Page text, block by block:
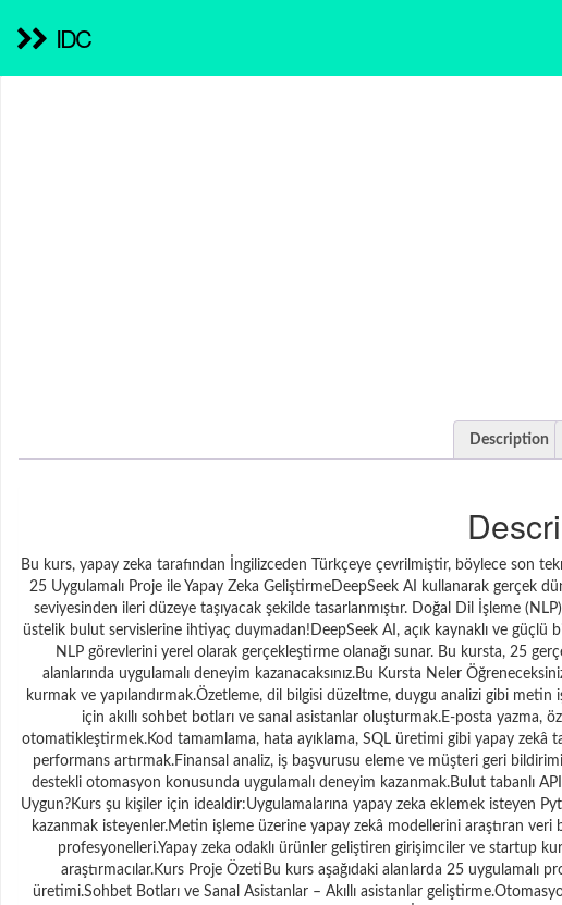
IDC
Description
Bu kurs, yapay zeka tarafından İngilizceden Türkçeye çevrilmiştir, böylece son
25 Uygulamalı Proje ile Yapay Zeka GeliştirmeDeepSeek AI kullanarak gerçek
seviyesinden ileri düzeye taşıyacak şekilde tasarlanmıştır. Doğal Dil İşleme
üstelik bulut servislerine ihtiyaç duymadan!DeepSeek AI, açık kaynaklı ve
NLP görevlerini yerel olarak gerçekleştirme olanağı sunar. Bu kursta, 25
alanlarında uygulamalı deneyim kazanacaksınız.Bu Kursta Neler
kurmak ve yapılandırmak.Özetleme, dil bilgisi düzeltme, duygu analizi gibi
için akıllı sohbet botları ve sanal asistanlar oluşturmak.E-posta
otomatikleştirmek.Kod tamamlama, hata ayıklama, SQL üretimi gibi yapay zekâ
performans artırmak.Finansal analiz, iş başvurusu eleme ve müşteri geri
destekli otomasyon konusunda uygulamalı deneyim kazanmak.Bulut tabanlı
Uygun?Kurs şu kişiler için idealdir:Uygulamalarına yapay zeka eklemek isteyen
kazanmak isteyenler.Metin işleme üzerine yapay zekâ modellerini araştıran
profesyonelleri.Yapay zeka odaklı ürünler geliştiren girişimciler ve startup
araştırmacılar.Kurs Proje ÖzetiBu kurs aşağıdaki alanlarda 25
üretimi.Sohbet Botları ve Sanal Asistanlar – Akıllı asistanlar